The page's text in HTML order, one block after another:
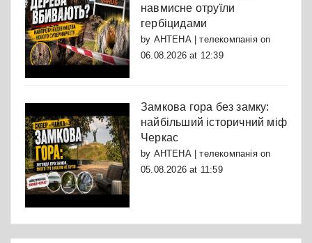
навмисне отруїли
гербіцидами
by АНТЕНА | телекомпаніяon
06.08.2026 at 12:39
Замкова гора без замку:
найбільший історичний міф
Черкас
by АНТЕНА | телекомпаніяon
05.08.2026 at 11:59